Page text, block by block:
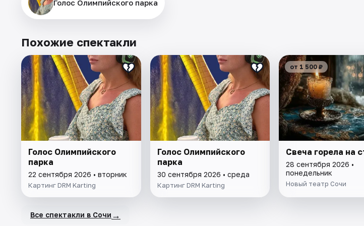
Голос Олимпийского парка
Похожие спектакли
Голос Олимпийского
парка
22 сентября 2026 • вторник
Картинг DRM Karting
Голос Олимпийского
парка
30 сентября 2026 • среда
Картинг DRM Karting
от 1 500 ₽
Свеча горела на
28 сентября 2026 •
понедельник
Новый театр Сочи
Все спектакли в Сочи →